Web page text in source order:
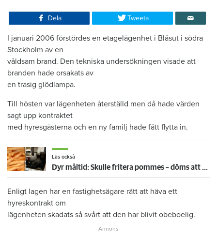
Dela Tweeta
I januari 2006 förstördes en etagelägenhet i Blåsut i södra
Stockholm av en
våldsam brand. Den tekniska undersökningen visade att
branden hade orsakats av
en trasig glödlampa.
Till hösten var lägenheten återställd men då hade värden
sagt upp kontraktet
med hyresgästerna och en ny familj hade fått flytta in.
Läs också
Dyr måltid: Skulle fritera pommes – döms att betala 223 419 kronor för köksbrand
Enligt lagen har en fastighetsägare rätt att häva ett
hyreskontrakt om
lägenheten skadats så svårt att den har blivit obeboelig.